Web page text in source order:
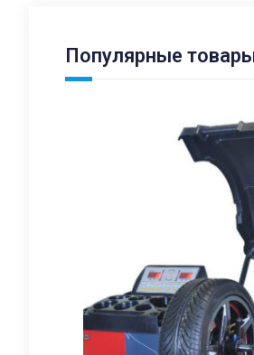
Популярные